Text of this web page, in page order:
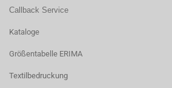
Callback Service
Kataloge
Größentabelle ERIMA
Textilbedruckung